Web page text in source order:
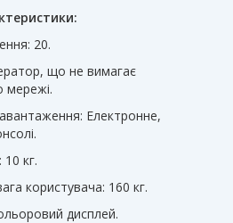
20.
що не вимагає
мережі.
Електронне,
кг.
користувача: 160 кг.
дисплей.